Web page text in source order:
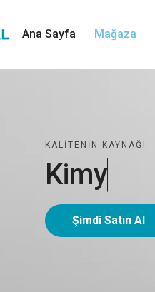
Ana Sayfa Mağaza
KALITENIN KAYNAĞI
Kimy
Şimdi Satın Al